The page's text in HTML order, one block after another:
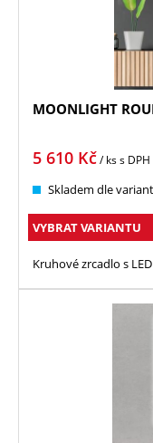
MOONLIGHT
5 610 Kč/ kss DPH
Skladem dle variant
VYBRAT VARIANTU
Kruhové zrcadlo s